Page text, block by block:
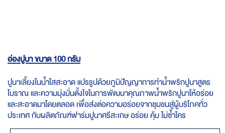
อ่องปูนา ขนาด 100 กรัม
ปูนาเลี้ยงในน้ำใสสะอาด​ แปรรูปด้วยภูมิปัญญาการทำน้ำพริกปูนาสูตร
โบราณ​ และความมุ่งมั่นตั้งใจในการพัฒนาคุณภาพน้ำพริกปูนาให้อร่อย
และสะอาดมาโดยตลอด​ เพื่อส่งต่อความอร่อยจากชุมชนสู่ผู้บริโภคทั่ว
ประเทศ​ กับผลิตภัณฑ์ฟาร์มปูนาศรีสะเกษ​ อร่อย​ คุ้ม​ ไม่ซ้ำใคร